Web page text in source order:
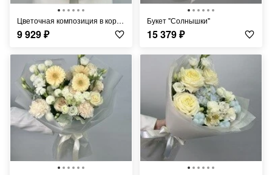
Цветочная композиция в коробке " Милая ромашка"
9 929₽
Букет "Солнышки"
15 379₽